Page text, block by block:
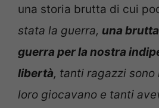
una storia brutta di cui
stata la guerra, una
guerra per la nostra
libertà, tanti ragazzi
loro giocavano e tanti